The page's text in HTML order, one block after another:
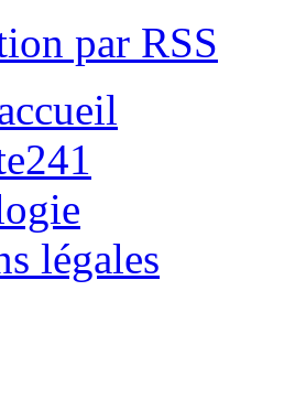
par RSS
légales